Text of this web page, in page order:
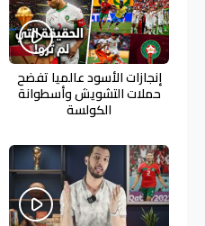
إنجازات الأسود عالميا تفضح
حملات التشويش وأسطوانة
الكولسة